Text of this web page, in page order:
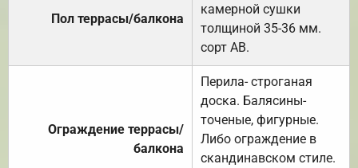
Пол террасы/балкона
камерной сушки
толщиной 35-36 мм.
сорт АВ.
Ограждение террасы/
балкона
Перила- строганая
доска. Балясины-
точеные, фигурные.
Либо ограждение в
скандинавском стиле.